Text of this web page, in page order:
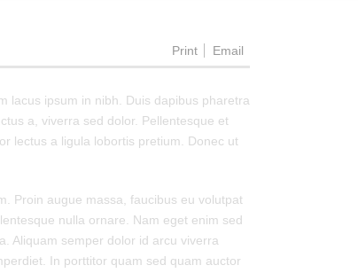
Print Email
lacus ipsum in nibh. Duis dapibus pharetra
a, viverra sed dolor. Pellentesque et
lectus a ligula lobortis pretium. Donec ut
Proin augue massa, faucibus eu volutpat
nulla ornare. Nam eget enim sed
Aliquam semper dolor id arcu viverra
In porttitor quam sed quam auctor